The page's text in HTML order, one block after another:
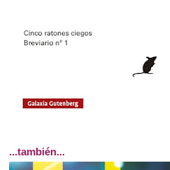
...también...